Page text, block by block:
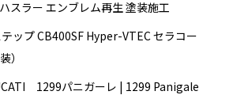
スラー エンブレム再生 塗装施工
ップ CB400SF Hyper-VTEC セラコー
）
1299パニガーレ | 1299 Panigale